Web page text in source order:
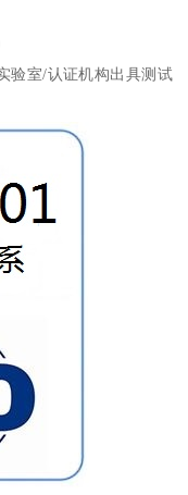
验室/认证机构出具测试